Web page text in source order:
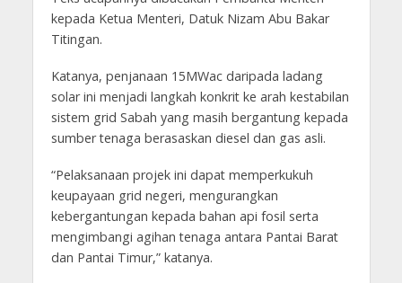
kepada Ketua Menteri, Datuk Nizam Abu Bakar
Titingan.
Katanya, penjanaan 15MWac daripada ladang
solar ini menjadi langkah konkrit ke arah kestabilan
sistem grid Sabah yang masih bergantung kepada
sumber tenaga berasaskan diesel dan gas asli.
“Pelaksanaan projek ini dapat memperkukuh
keupayaan grid negeri, mengurangkan
kebergantungan kepada bahan api fosil serta
mengimbangi agihan tenaga antara Pantai Barat
dan Pantai Timur,” katanya.